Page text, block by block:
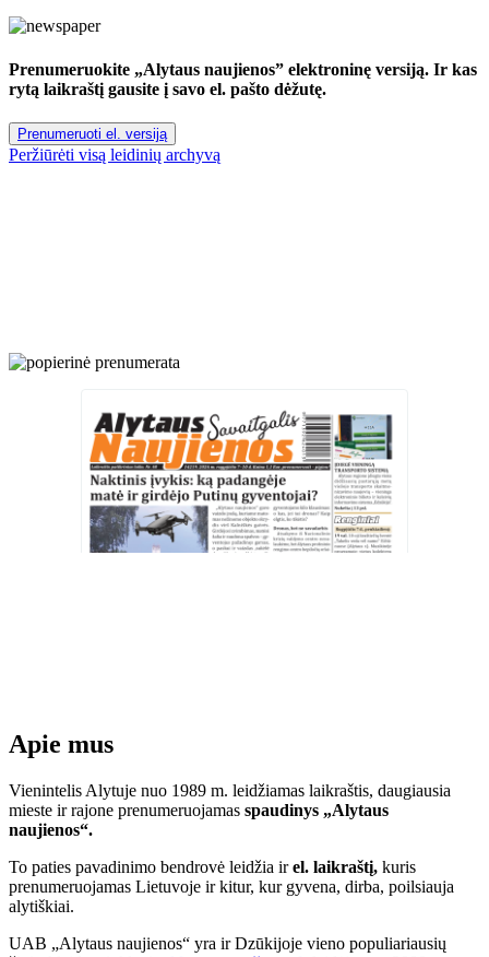
Prenumeruokite „Alytaus naujienos” elektroninę versiją. Ir kas
rytą laikraštį gausite į savo el. pašto dėžutę.
Prenumeruoti el. versiją
Peržiūrėti visą leidinių archyvą
Apie mus
Vienintelis Alytuje nuo 1989 m. leidžiamas laikraštis, daugiausia
mieste ir rajone prenumeruojamas spaudinys „Alytaus
naujienos“.
To paties pavadinimo bendrovė leidžia irel. laikraštį, kuris
prenumeruojamas Lietuvoje ir kitur, kur gyvena, dirba, poilsiauja
alytiškiai.
UAB „Alytaus naujienos“ yra ir Dzūkijoje vieno populiariausių